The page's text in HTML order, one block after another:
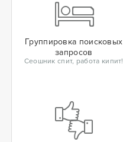
Группировка поисковых
запросов
Сеошник спит, работа кипит!